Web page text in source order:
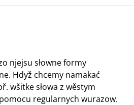
njejsu słowne formy
Hdyž chcemy namakać
wšitke słowa z wěstym
regularnych wurazow.